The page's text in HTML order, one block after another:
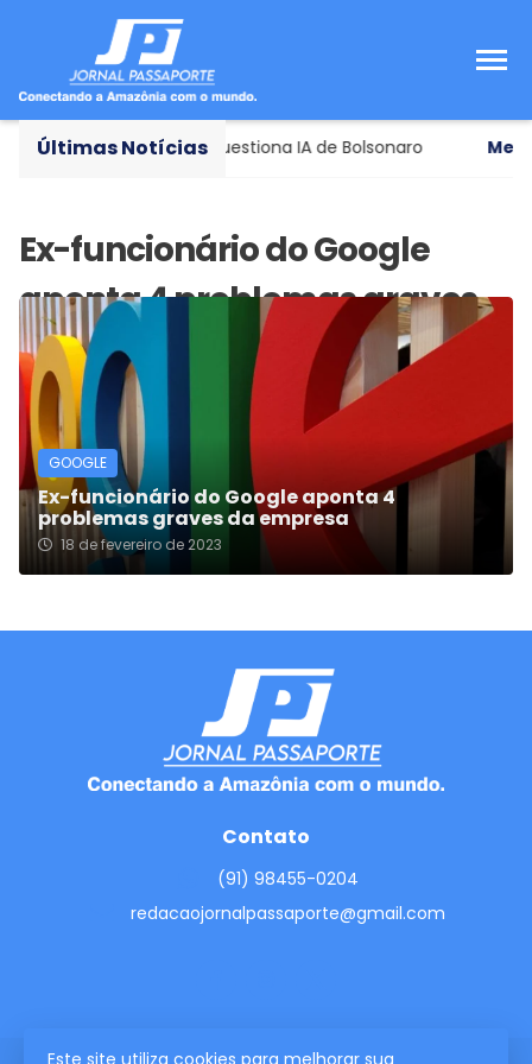
Últimas Notícias
semana ação que questiona IA de Bolsonaro
GOOGLE
Ex-funcionário do Google aponta 4
problemas graves da empresa
18 de fevereiro de 2023
Este site utiliza cookies para melhorar sua
Contato
(91) 98455-0204
redacaojornalpassaporte@gmail.com